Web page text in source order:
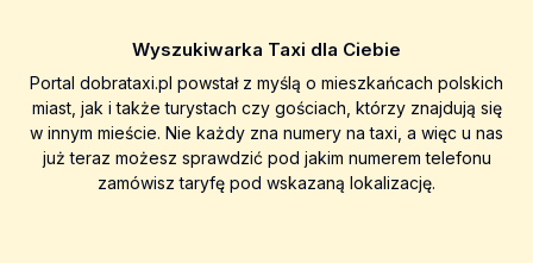
Wyszukiwarka Taxi dla Ciebie
Portal dobrataxi.pl powstał z myślą o mieszkańcach polskich
miast, jak i także turystach czy gościach, którzy znajdują się
w innym mieście. Nie każdy zna numery na taxi, a więc u nas
już teraz możesz sprawdzić pod jakim numerem telefonu
zamówisz taryfę pod wskazaną lokalizację.